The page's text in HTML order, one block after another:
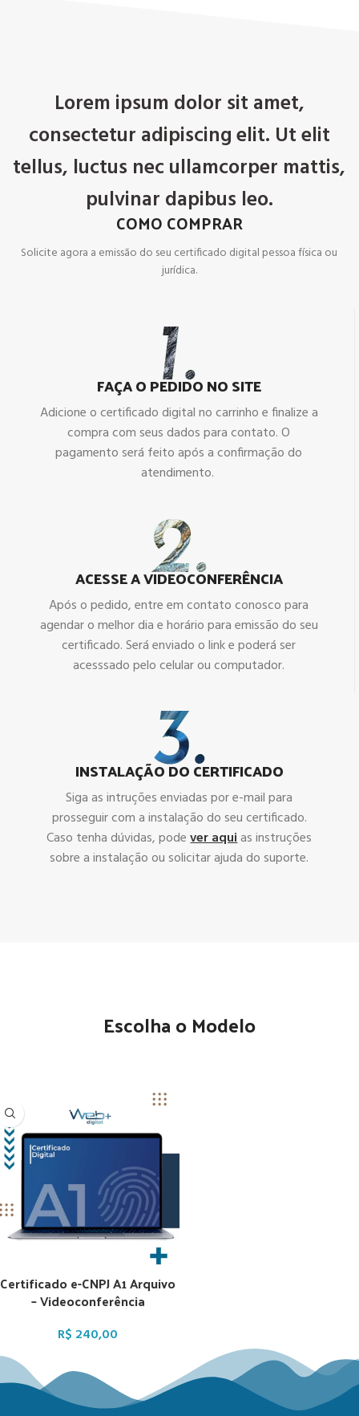
Lorem ipsum dolor sit amet,
consectetur adipiscing elit. Ut elit
tellus, luctus nec ullamcorper mattis,
pulvinar dapibus leo.
COMO COMPRAR
Solicite agora a emissão do seu certificado digital pessoa física ou
jurídica.
FAÇA O PEDIDO NO SITE
Adicione o certificado digital no carrinho e finalize a
compra com seus dados para contato. O
pagamento será feito após a confirmação do
atendimento.
ACESSE A VIDEOCONFERÊNCIA
Após o pedido, entre em contato conosco para
agendar o melhor dia e horário para emissão do seu
certificado. Será enviado o link e poderá ser
acesssado pelo celular ou computador.
INSTALAÇÃO DO CERTIFICADO
Siga as intruções enviadas por e-mail para
prosseguir com a instalação do seu certificado.
Caso tenha dúvidas, podever aquias instruções
sobre a instalação ou solicitar ajuda do suporte.
Escolha o Modelo
Certificado e-CNPJ A1 Arquivo
– Videoconferência
R$ 240,00